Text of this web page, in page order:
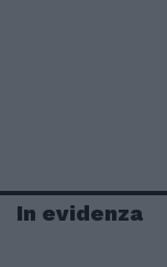
In evidenza